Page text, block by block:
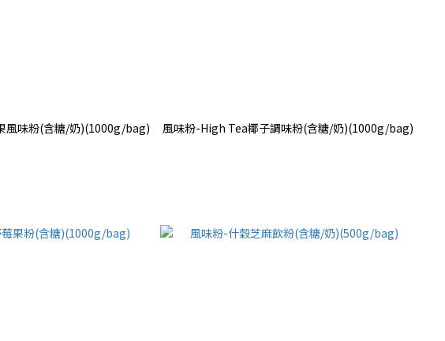
風味粉(含糖/奶)(1000g/bag) 風味粉-High Tea椰子調味粉(含糖/奶)(1000g/bag)